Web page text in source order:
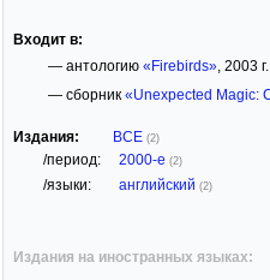
Входит в:
— антологию «Firebirds», 2003 г.
— сборник «Unexpected Magic:
Издания: ВСЕ (2)
/период: 2000-е (2)
/языки: английский (2)
Издания на иностранных языках: